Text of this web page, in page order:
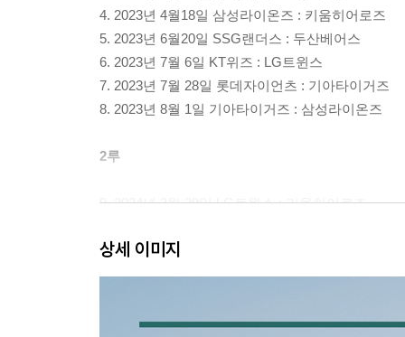
4. 2023년 4월18일 삼성라이온즈 : 키움히어로즈
5. 2023년 6월20일 SSG랜더스 : 두산베어스
6. 2023년 7월 6일 KT위즈 : LG트윈스
7. 2023년 7월 28일 롯데자이언츠 : 기아타이거즈
8. 2023년 8월 1일 기아타이거즈 : 삼성라이온즈
2루
9. 2024년 3월 29일 LG트윈스 : 키움히어로즈
11. 2024년 5월 31일 NC다이노스 : 롯데자이언츠
12. 2024년 6월 18일 롯데자이언츠 : KT위즈
14. 2024년 8월 3일 KT위즈 : NC다이노스
상세 이미지